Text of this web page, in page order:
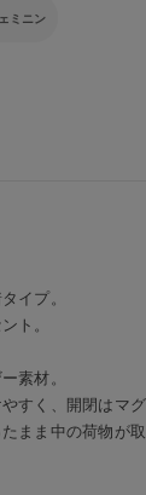
ミニン
イプ。
ト。
素材。
すく、開閉はマ
まま中の荷物が